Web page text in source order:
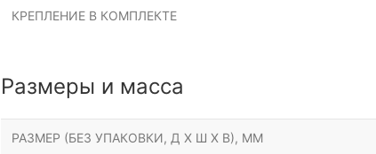
КРЕПЛЕНИЕ В КОМПЛЕКТЕ
Размеры и масса
РАЗМЕР (БЕЗ УПАКОВКИ, Д Х Ш Х В), ММ